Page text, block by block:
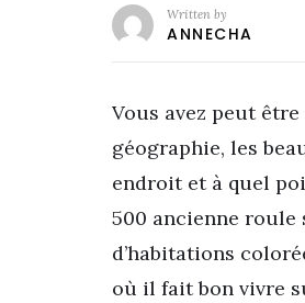
Written by
ANNECHA
Vous avez peut
géographie, les
endroit et à quel
500 ancienne
d’habitations
où il fait bon vivre